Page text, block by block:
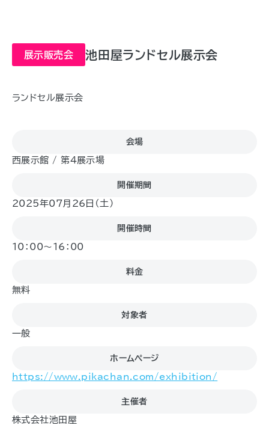
展示販売会 池田屋ランドセル展示会
ランドセル展示会
会場
西展示館 / 第4展示場
開催期間
2025年07月26日（土)
開催時間
10：00～16：00
料金
無料
対象者
一般
ホームページ
https://www.pikachan.com/exhibition/
主催者
株式会社池田屋